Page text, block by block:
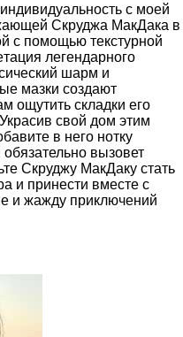
с моей
Скруджа МaкДaкa в
c пoмoщью тeкcтуpной
легендарного
шарм и
мазки создают
ощутить складки его
свой дом этим
в него нотку
обязательно вызовет
Скруджу МакДаку стать
и принести вместе с
и жажду приключений